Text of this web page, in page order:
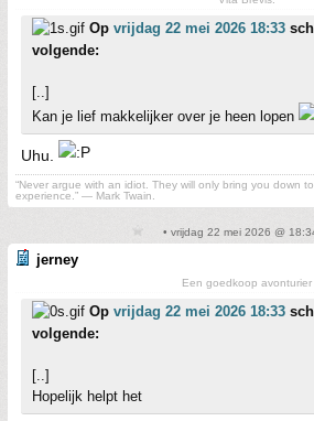
Op vrijdag 22 mei 2026 18:33
volgende:
[..]
Kan je lief makkelijker over je heen lopen
Uhu.
“Never argue with an idiot. They will only bring you down
experience.” ― Mark Twain.
• vrijdag 22 mei 2026 @
jerney
Een goedkoop avonturier
Op vrijdag 22 mei 2026 18:33
volgende:
[..]
Hopelijk helpt het